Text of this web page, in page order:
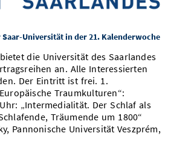
Beruf
Access
und Förderungen
Personen, Forschungsgruppen
und Veranstaltungen
Universität in der 21. Kalenderwoche
die Universität des Saarlandes
an. Alle Interessierten
Der Eintritt ist frei. 1.
Traumkulturen“:
„Intermedialität. Der Schlaf als
Träumende um 1800“
Pannonische Universität Veszprém,